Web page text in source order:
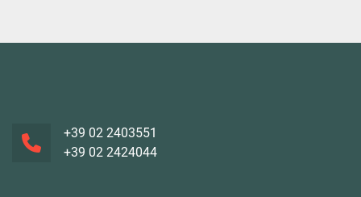
+39 02 2403551
+39 02 2424044